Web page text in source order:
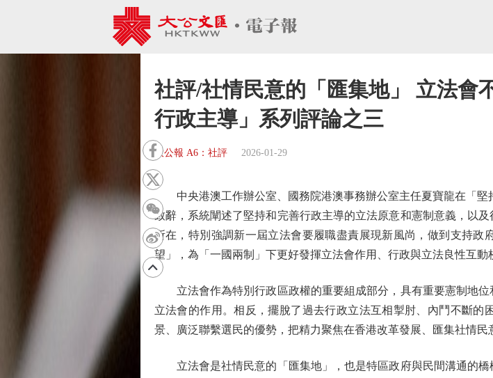
社評/社情民意的「匯集地」 立法會
行政主導」系列評論之三
大公報 A6：社評 2026-01-29
中央港澳工作辦公室、國務院港澳事務辦公室主任夏寶龍在「堅
致辭，系統闡述了堅持和完善行政主導的立法原意和憲制意義，以
所在，特別強調新一屆立法會要履職盡責展現新風尚，做到支持
望」，為「一國兩制」下更好發揮立法會作用、行政與立法良性互動
立法會作為特別行政區政權的重要組成部分，具有重要憲制地位
立法會的作用。相反，擺脫了過去行政立法互相掣肘、內鬥不斷
景、廣泛聯繫選民的優勢，把精力聚焦在香港改革發展、匯集社情民
立法會是社情民意的「匯集地」，也是特區政府與民間溝通的橋